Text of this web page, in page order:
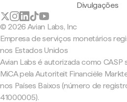
Divulgações
© 2026 Avian Labs, Inc
Empresa de serviços monetários
nos Estados Unidos
Avian Labs é autorizada como CASP
MiCA pela Autoriteit Financiële
nos Países Baixos (número de
41000005).